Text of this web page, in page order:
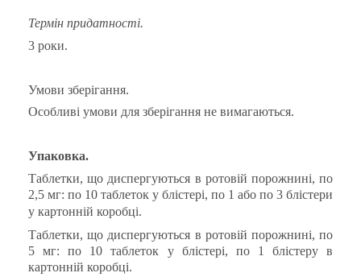
Термін придатності.
3 роки.
Умови зберігання.
Особливі умови для зберігання не вимагаються.
Упаковка.
Таблетки, що диспергуються в ротовій порожнині, по
2,5 мг: по 10 таблеток у блістері, по 1 або по 3 блістери
у картонній коробці.
Таблетки, що диспергуються в ротовій порожнині, по
5 мг:
по 10 таблеток у блістері, по 1 блістеру в
картонній коробці.